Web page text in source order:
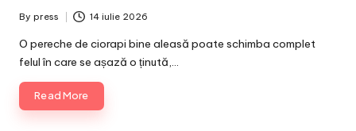
Posted
by
By press 14 iulie 2026
O pereche de ciorapi bine aleasă poate schimba complet
felul în care se așază o ținută,…
Read More